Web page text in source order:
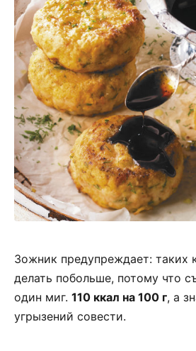
Зожник предупреждает: таких
делать побольше, потому что
один миг. 110 ккал на 100 г, а
угрызений совести.